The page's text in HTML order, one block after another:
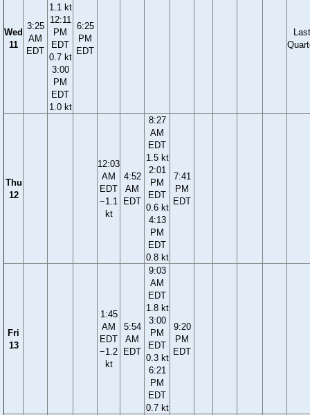
Wed
11
3:25
AM
EDT
1.1 kt
12:11
PM
EDT
0.7 kt
3:00
PM
EDT
1.0 kt
6:25
PM
EDT
Last
Thu
12
12:03
AM
EDT
−1.1
kt
4:52
AM
EDT
8:27
AM
EDT
1.5 kt
2:01
PM
EDT
0.6 kt
4:13
PM
EDT
0.8 kt
7:41
PM
EDT
Fri
13
1:45
AM
EDT
−1.2
kt
5:54
AM
EDT
9:03
AM
EDT
1.8 kt
3:00
PM
EDT
0.3 kt
6:21
PM
EDT
0.7 kt
9:20
PM
EDT